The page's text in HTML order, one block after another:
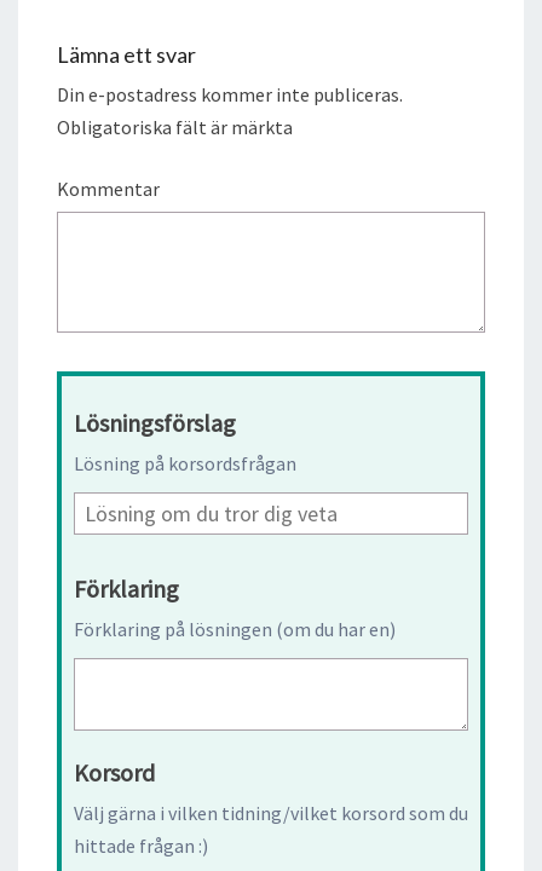
Lämna ett svar
Din e-postadress kommer inte publiceras.
Obligatoriska fält är märkta
Kommentar
Lösningsförslag
Lösning på korsordsfrågan
Förklaring
Förklaring på lösningen (om du har en)
Korsord
Välj gärna i vilken tidning/vilket korsord som du
hittade frågan :)